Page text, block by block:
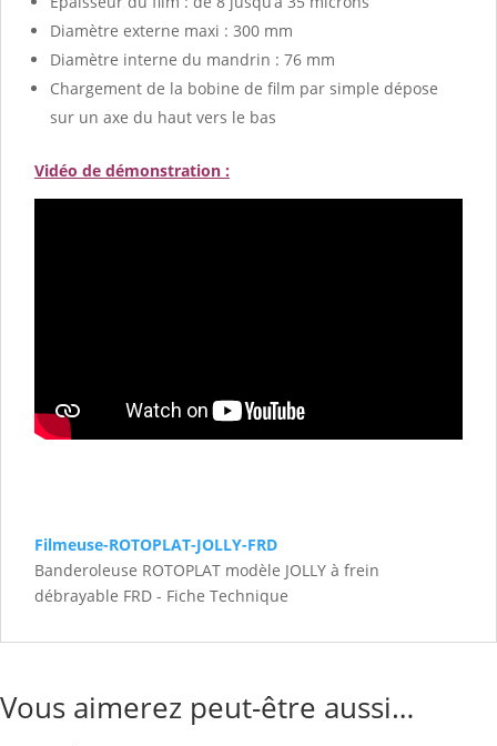
Diamètre externe maxi : 300 mm
Diamètre interne du mandrin : 76 mm
Chargement de la bobine de film par simple dépose
sur un axe du haut vers le bas
Vidéo de démonstration :
Filmeuse-ROTOPLAT-JOLLY-FRD
Banderoleuse ROTOPLAT modèle JOLLY à frein
débrayable FRD - Fiche Technique
Vous aimerez peut-être aussi…